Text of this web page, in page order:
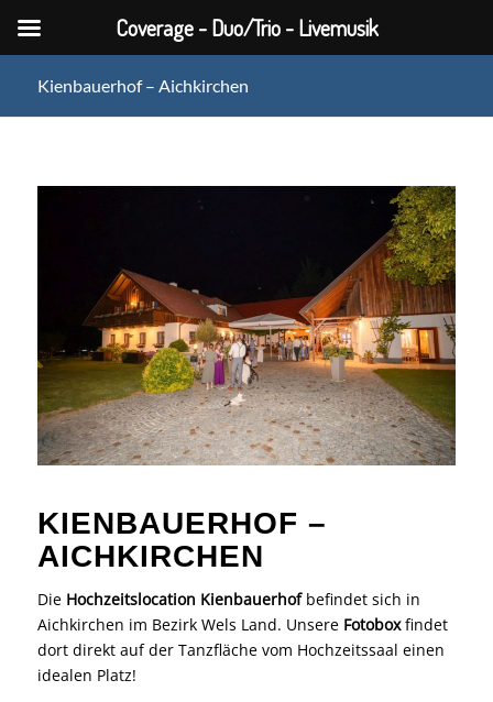
Kienbauerhof – Aichkirchen
KIENBAUERHOF –
AICHKIRCHEN
Die Hochzeitslocation Kienbauerhofbefindet sich in
Aichkirchen im Bezirk Wels Land. Unsere Fotoboxfindet
dort direkt auf der Tanzfläche vom Hochzeitssaal einen
idealen Platz!
Coverage - Duo/Trio - Livemusik